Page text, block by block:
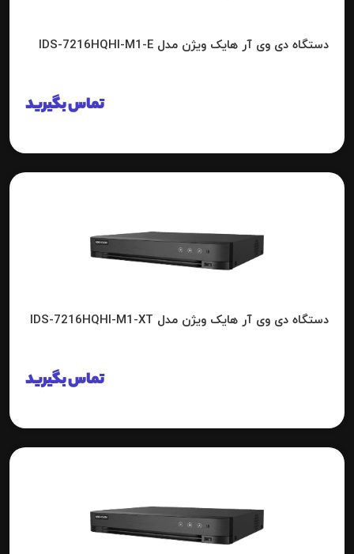
دستگاه دی وی آر هایک ویژن مدل IDS-7216HQHI-M1-E
تماس بگیرید
دستگاه دی وی آر هایک ویژن مدل IDS-7216HQHI-M1-XT
تماس بگیرید